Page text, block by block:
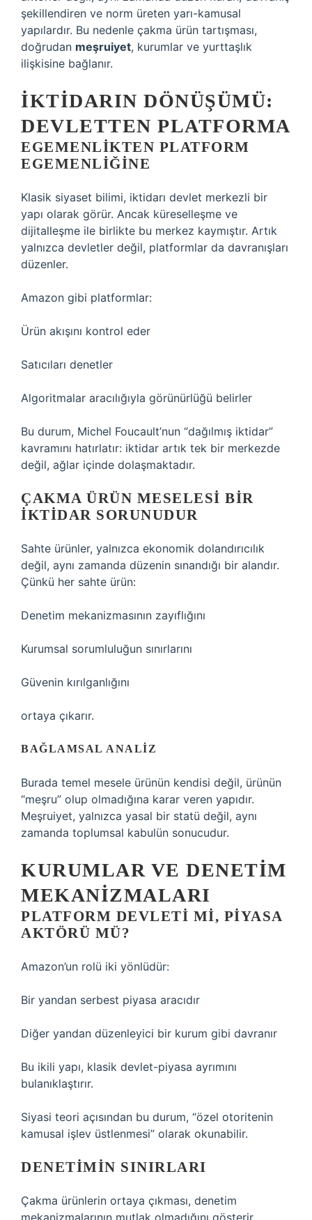
şekillendiren ve norm üreten yarı-kamusal
yapılardır. Bu nedenle çakma ürün tartışması,
doğrudan meşruiyet, kurumlar ve yurttaşlık
ilişkisine bağlanır.
İKTIDARIN DÖNÜŞÜMÜ:
DEVLETTEN PLATFORMA
EGEMENLIKTEN PLATFORM
EGEMENLIĞINE
Klasik siyaset bilimi, iktidarı devlet merkezli bir
yapı olarak görür. Ancak küreselleşme ve
dijitalleşme ile birlikte bu merkez kaymıştır. Artık
yalnızca devletler değil, platformlar da davranışları
düzenler.
Amazon gibi platformlar:
Ürün akışını kontrol eder
Satıcıları denetler
Algoritmalar aracılığıyla görünürlüğü belirler
Bu durum, Michel Foucault’nun “dağılmış iktidar”
kavramını hatırlatır: iktidar artık tek bir merkezde
değil, ağlar içinde dolaşmaktadır.
ÇAKMA ÜRÜN MESELESI BIR
İKTIDAR SORUNUDUR
Sahte ürünler, yalnızca ekonomik dolandırıcılık
değil, aynı zamanda düzenin sınandığı bir alandır.
Çünkü her sahte ürün:
Denetim mekanizmasının zayıflığını
Kurumsal sorumluluğun sınırlarını
Güvenin kırılganlığını
ortaya çıkarır.
BAĞLAMSAL ANALIZ
Burada temel mesele ürünün kendisi değil, ürünün
“meşru” olup olmadığına karar veren yapıdır.
Meşruiyet, yalnızca yasal bir statü değil, aynı
zamanda toplumsal kabulün sonucudur.
KURUMLAR VE DENETIM
MEKANIZMALARI
PLATFORM DEVLETI MI, PIYASA
AKTÖRÜ MÜ?
Amazon’un rolü iki yönlüdür:
Bir yandan serbest piyasa aracıdır
Diğer yandan düzenleyici bir kurum gibi davranır
Bu ikili yapı, klasik devlet-piyasa ayrımını
bulanıklaştırır.
Siyasi teori açısından bu durum, “özel otoritenin
kamusal işlev üstlenmesi” olarak okunabilir.
DENETIMIN SINIRLARI
Çakma ürünlerin ortaya çıkması, denetim
mekanizmalarının mutlak olmadığını gösterir.